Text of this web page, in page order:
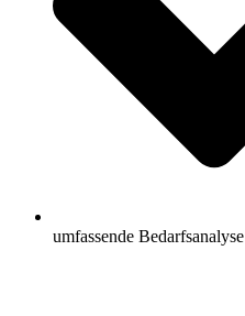
umfassende Bedarfsanalyse